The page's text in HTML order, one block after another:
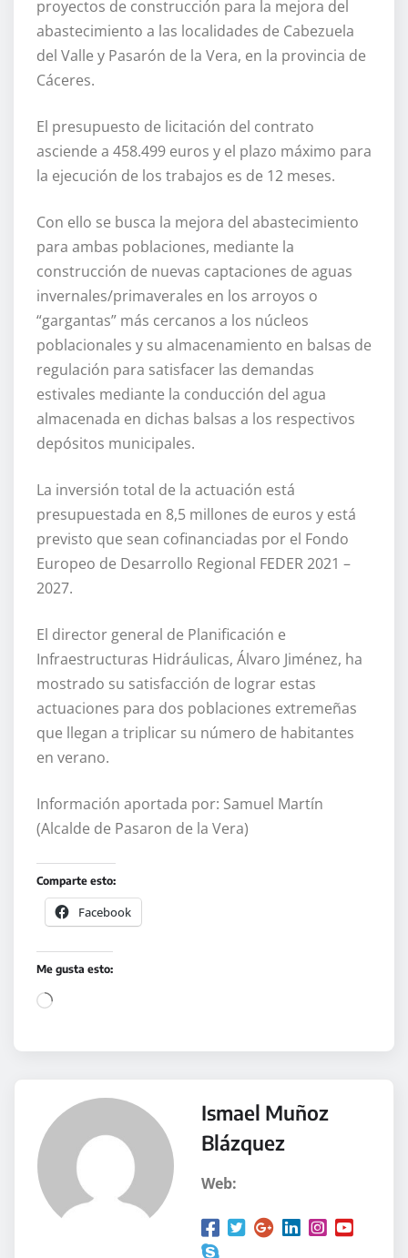
proyectos de construcción para la mejora del
abastecimiento a las localidades de Cabezuela
del Valle y Pasarón de la Vera, en la provincia de
Cáceres.
El presupuesto de licitación del contrato
asciende a 458.499 euros y el plazo máximo para
la ejecución de los trabajos es de 12 meses.
Con ello se busca la mejora del abastecimiento
para ambas poblaciones, mediante la
construcción de nuevas captaciones de aguas
invernales/primaverales en los arroyos o
“gargantas” más cercanos a los núcleos
poblacionales y su almacenamiento en balsas de
regulación para satisfacer las demandas
estivales mediante la conducción del agua
almacenada en dichas balsas a los respectivos
depósitos municipales.
La inversión total de la actuación está
presupuestada en 8,5 millones de euros y está
previsto que sean cofinanciadas por el Fondo
Europeo de Desarrollo Regional FEDER 2021 –
2027.
El director general de Planificación e
Infraestructuras Hidráulicas, Álvaro Jiménez, ha
mostrado su satisfacción de lograr estas
actuaciones para dos poblaciones extremeñas
que llegan a triplicar su número de habitantes
en verano.
Información aportada por: Samuel Martín
(Alcalde de Pasaron de la Vera)
Comparte esto:
Facebook
Me gusta esto:
C
r
n
.
Ismael Muñoz
Blázquez
Web: